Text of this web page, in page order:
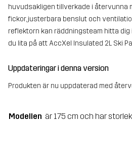
huvudsakligen tillverkade i återvunna
fickor, justerbara benslut och
reflektorn kan räddningsteam hitta
du lita på att AccXel Insulated 2L Ski
Uppdateringar i denna version
Produkten är nu uppdaterad med
Modellen är 175 cm och har